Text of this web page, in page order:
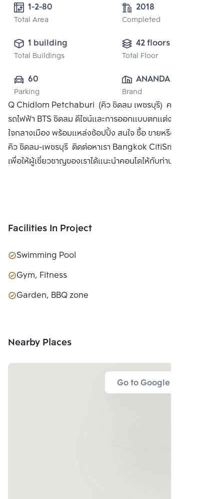
1-2-80
Total Area
2018
Completed
1 building
Total Buildings
42 floors
Total Floor
60
Parking
ANANDA
DEVELOPMENT
PUBLIC CO.,
LTD.
Brand
Q Chidlom Petchaburi (คิว ชิดลม เพชรบุรี) คอนโดใหม่ใกล้
รถไฟฟ้า BTS ชิดลม ดีไซน์และการออกแบบตกแต่งที่ล้ำสมัย
ใจกลางเมือง พร้อมแหล่งช้อปปิ้ง สนใจ ซื้อ ขายหรือ เช่า คอนโด
คิว ชิดลม-เพชรบุรี ติดต่อหาเรา Bangkok CitiSmart ได้ทันที
เพื่อให้ผู้เชี่ยวชาญของเราได้แนะนำคอนโดให้กับท่าน
Facilities In Project
Swimming Pool
Gym, Fitness
Garden, BBQ zone
Nearby Places
Go to Google Map